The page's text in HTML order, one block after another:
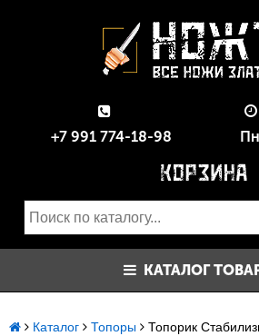
+7 991 774-18-98
КАТАЛОГ
Каталог Топоры
Топорик